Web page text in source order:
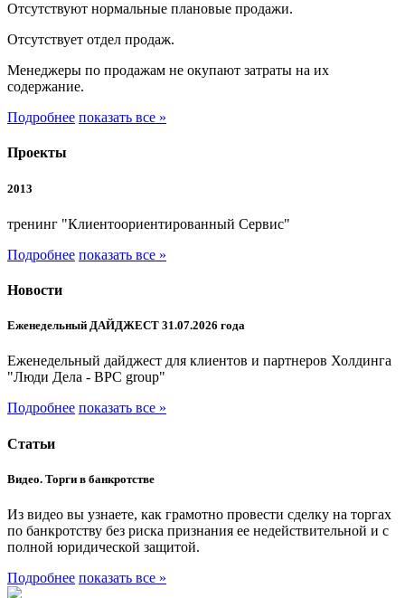
Отсутствуют нормальные плановые продажи.
Отсутствует отдел продаж.
Менеджеры по продажам не окупают затраты на их
содержание.
Подробнее показать все »
Проекты
2013
тренинг "Клиентоориентированный Сервис"
Подробнее показать все »
Новости
Еженедельный ДАЙДЖЕСТ 31.07.2026 года
Еженедельный дайджест для клиентов и партнеров Холдинга
"Люди Дела - BPC group"
Подробнее показать все »
Статьи
Видео. Торги в банкротстве
Из видео вы узнаете, как грамотно провести сделку на торгах
по банкротству без риска признания ее недействительной и с
полной юридической защитой.
Подробнее показать все »